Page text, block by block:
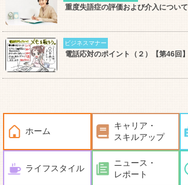
重度失語症の評価および介入について
ビジネスマナー
電話応対のポイント（２）【第46回】
ホーム
キャリア・
スキルアップ
ライフスタイル
ニュース・
レポート